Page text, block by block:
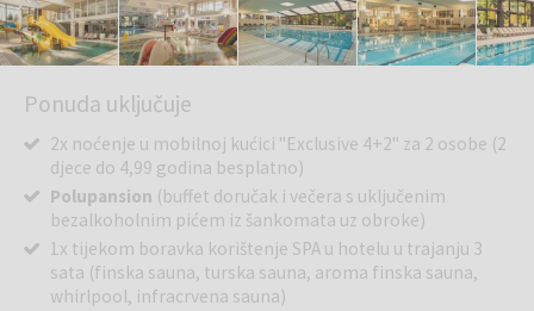
Ponuda uključuje
2x noćenje u mobilnoj kućici "Exclusive 4+2" za 2 osobe (2
djece do 4,99 godina besplatno)
Polupansion (buffet doručak i večera s uključenim
bezalkoholnim pićem iz šankomata uz obroke)
1x tijekom boravka korištenje SPA u hotelu u trajanju 3
sata (finska sauna, turska sauna, aroma finska sauna,
whirlpool, infracrvena sauna)